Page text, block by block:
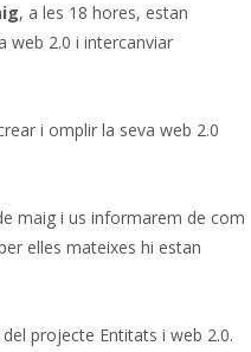
, a les 18 hores, estan
web 2.0 i intercanviar
i omplir la seva web 2.0
maig i us informarem de com
elles mateixes hi estan
projecte Entitats i web 2.0.